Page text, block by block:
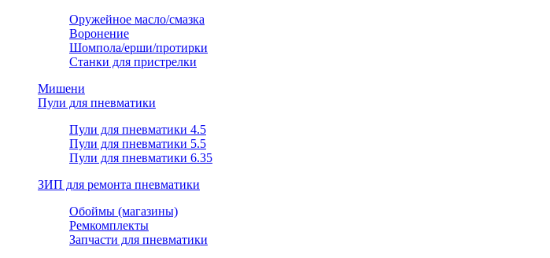
Оружейное масло/смазка
Воронение
Шомпола/ерши/протирки
Станки для пристрелки
Мишени
Пули для пневматики
Пули для пневматики 4.5
Пули для пневматики 5.5
Пули для пневматики 6.35
ЗИП для ремонта пневматики
Обоймы (магазины)
Ремкомплекты
Запчасти для пневматики